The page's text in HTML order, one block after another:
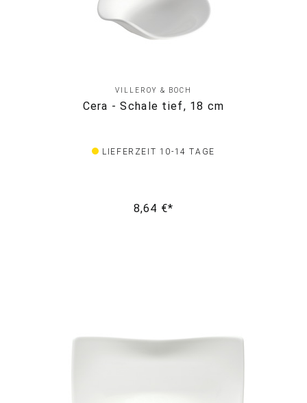
VILLEROY & BOCH
Cera - Schale tief, 18 cm
LIEFERZEIT 10-14 TAGE
8,64 €*